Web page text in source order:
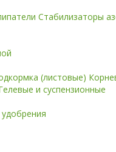
Стабилизаторы
(листовые)
и суспензионные